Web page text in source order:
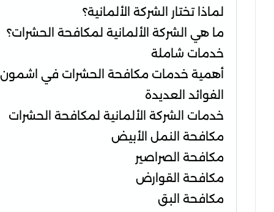
لماذا تختار الشركة الألمانية؟
ما هي الشركة الألمانية لمكافحة الحشرات؟
خدمات شاملة
أهمية خدمات مكافحة الحشرات في اشمون
الفوائد العديدة
خدمات الشركة الألمانية لمكافحة الحشرات
مكافحة النمل الأبيض
مكافحة الصراصير
مكافحة القوارض
مكافحة البق